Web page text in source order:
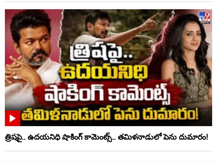
త్రిషపై.. ఉదయనిధి షాకింగ్‌ కామెంట్స్‌.. తమిళనాడులో పెను దుమారం!